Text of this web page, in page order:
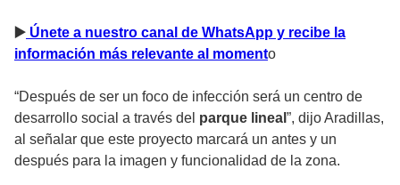
▶ ️ Únete a nuestro canal de WhatsApp y recibe la
información más relevante al momento
“Después de ser un foco de infección será un centro de
desarrollo social a través del parque lineal ”, dijo Aradillas,
al señalar que este proyecto marcará un antes y un
después para la imagen y funcionalidad de la zona.